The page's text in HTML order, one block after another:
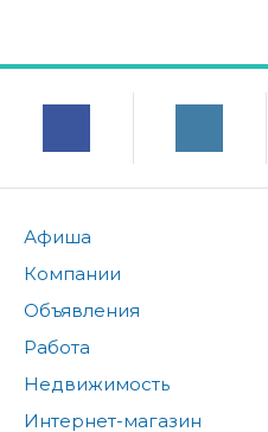
Афиша
Компании
Объявления
Работа
Недвижимость
Интернет-магазин